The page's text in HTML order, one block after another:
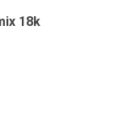
18k